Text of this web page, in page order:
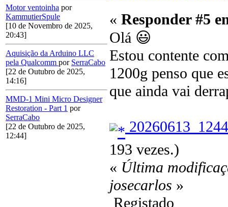
Motor ventoinha por
KammutierSpule
[10 de Novembro de 2025,
20:43]
Aquisição da Arduino LLC
pela Qualcomm por SerraCabo
[22 de Outubro de 2025,
14:16]
MMD-1 Mini Micro Designer
Restoration - Part 1 por
SerraCabo
[22 de Outubro de 2025,
12:44]
« Responder #5
Olá 😃
Estou contente
1200g penso que
que ainda vai
193 vezes.)
« Última
josecarlos »
Registado